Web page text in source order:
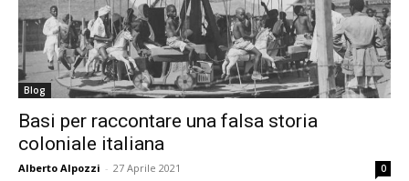
Blog
Basi per raccontare una falsa storia
coloniale italiana
Alberto Alpozzi - 27 Aprile 2021 0